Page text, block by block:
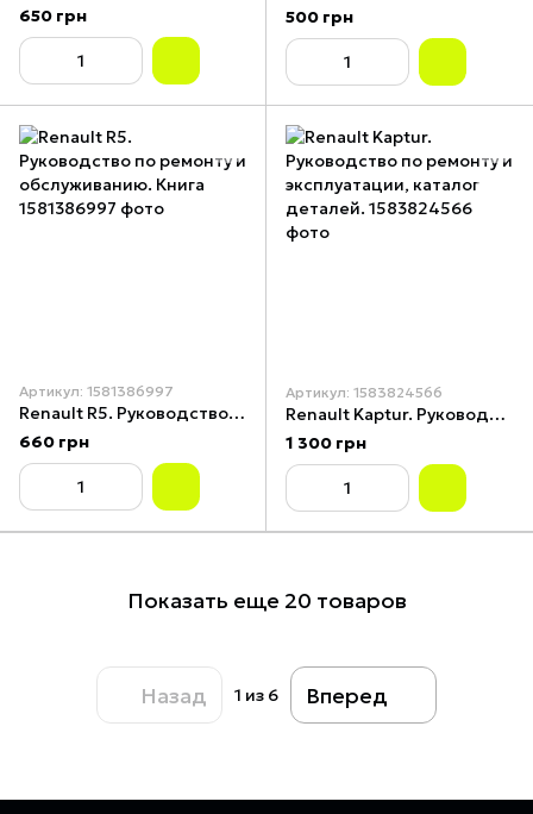
650 грн
500 грн
Артикул: 1581386997
Renault R5. Руководство по ремонту и обслуживанию. Книга
660 грн
Артикул: 1583824566
Renault Kaptur. Руководство по ремонту и эксплуатации, каталог деталей.
1 300 грн
Показать еще 20 товаров
Назад 1 из 6 Вперед